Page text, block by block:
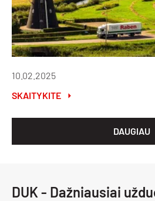
10.02.2025
SKAITYKITE
DAUGIAU
DUK - Dažniausiai